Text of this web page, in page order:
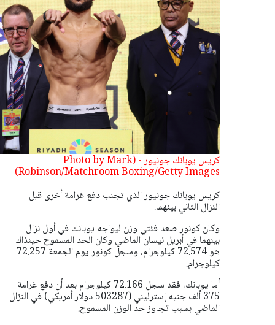
كريس يوبانك جونيور - (Photo by Mark
Robinson/Matchroom Boxing/Getty Images)
كريس يوبانك جونيور الذي تجنب دفع غرامة أخرى قبل
النزال الثاني بينهما.
وكان كونور صعد فئتي وزن ليواجه يوبانك في أول نزال
بينهما في أبريل نيسان الماضي وكان الحد المسموح حينذاك
هو 72.574 كيلوجرام، وسجل كونور يوم الجمعة 72.257
كيلوجرام.
أما يوبانك، فقد سجل 72.166 كيلوجرام بعد أن دفع غرامة
375 ألف جنيه إسترليني (503287 دولار أمريكي) في النزال
الماضي بسبب تجاوز حد الوزن المسموح.